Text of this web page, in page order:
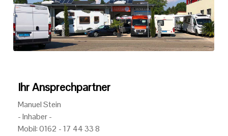
Ihr Ansprechpartner
Manuel Stein
- Inhaber -
Mobil: 0162 - 17 44 33 8